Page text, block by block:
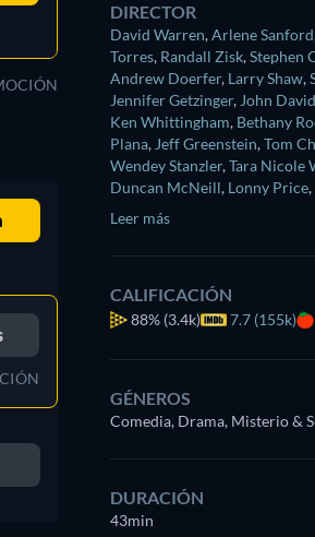
DIRECTOR
David Warren,Arlene Sanford
Torres, Randall Zisk,Stephen
Andrew Doerfer, Larry Shaw,
Jennifer Getzinger, John
Ken Whittingham, Bethany
Plana, Jeff Greenstein,Tom
Wendey Stanzler,Tara Nicole
Duncan McNeill, Lonny Price,
Leer más
CALIFICACIÓN
88% (3.4k) 7.7 (155k)
GÉNEROS
Comedia, Drama, Misterio &
DURACIÓN
43min